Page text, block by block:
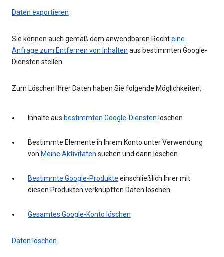
Daten exportieren
Sie können auch gemäß dem anwendbaren Rechteine
Anfrage zum Entfernen von Inhalten aus bestimmten Google-
Diensten stellen.
Zum Löschen Ihrer Daten haben Sie folgende Möglichkeiten:
Inhalte aus bestimmten Google-Diensten löschen
Bestimmte Elemente in Ihrem Konto unter Verwendung
von Meine Aktivitäten suchen und dann löschen
Bestimmte Google-Produkte einschließlich Ihrer mit
diesen Produkten verknüpften Daten löschen
Gesamtes Google-Konto löschen
Daten löschen